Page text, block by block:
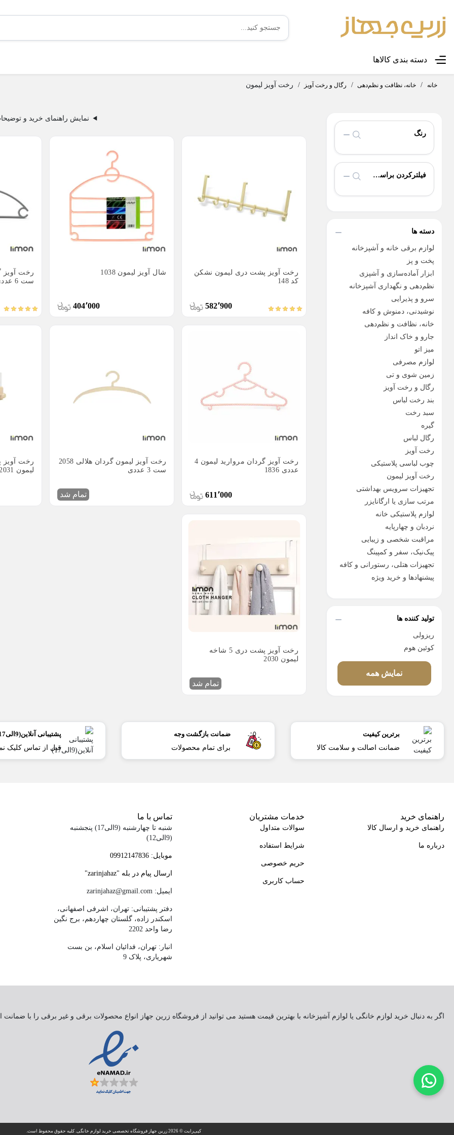
دسته بندی کالاها
خانه / خانه، نظافت و نظم‌دهی / رگال و رخت آویز / رخت آویز لیمون
رنگ
فیلترکردن براساس تولید‌کننده
دسته ها
لوازم برقی خانه و آشپزخانه
پخت و پز
ابزار آماده‌سازی و آشپزی
نظم‌دهی و نگهداری آشپزخانه
سرو و پذیرایی
نوشیدنی، دمنوش و کافه
خانه، نظافت و نظم‌دهی
جارو و خاک انداز
میز اتو
لوازم مصرفی
زمین شوی و تی
رگال و رخت آویز
بند رخت لباس
سبد رخت
گیره
رگال لباس
رخت آویز
چوب لباسی پلاستیکی
رخت آویز لیمون
تجهیزات سرویس بهداشتی
مرتب سازی یا ارگانایزر
لوازم پلاستیکی خانه
نردبان و چهارپایه
مراقبت شخصی و زیبایی
پیک‌نیک، سفر و کمپینگ
تجهیزات هتلی، رستورانی و کافه
پیشنهادها و خرید ویژه
تولید کننده ها
ریزولی
کوئین هوم
نمایش همه
نمایش راهنمای خرید و
رخت آویز پشت دری لیمون نشکن
کد 148
582٬900
شال آویز لیمون 1038
404٬000
ست 6 عددی
رخت آویز گردان مروارید لیمون 4
عددی 1836
611٬000
رخت آویز لیمون گردان هلالی 2058
ست 3 عددی
تمام شد
لیمون 2031
رخت آویز پشت دری 5 شاخه
لیمون 2030
تمام شد
برترین کیفیت
ضمانت اصالت و سلامت کالا
ضمانت بازگشت وجه
برای تمام محصولات
پشتیبانی آنلاین(9الی17)
قبل از تماس کلیک
راهنمای خرید
راهنمای خرید و ارسال کالا
درباره ما
خدمات مشتریان
سوالات متداول
شرایط استفاده
حریم خصوصی
حساب کاربری
تماس با ما
شنبه تا چهارشنبه (9الی17) پنجشنبه
(9الی12)
موبایل: 09912147836
ارسال پیام در بله "zarinjahaz"
ایمیل: zarinjahaz@gmail.com
دفتر پشتیبانی: تهران، اشرفی اصفهانی،
اسکندر زاده، گلستان چهاردهم، برج نگین
رضا واحد 2202
انبار: تهران، فدائیان اسلام، بن بست
شهریاری، پلاک 9
اگر به دنبال خرید لوازم خانگی یا لوازم آشپزخانه با بهترین قیمت هستید می توانید از فروشگاه زرین جهاز انواع محصولات برقی و غیر برقی را با
کپی‌رایت © 2026 زرین جهاز فروشگاه تخصصی خرید لوازم خانگی. کلیه حقوق محفوظ است.